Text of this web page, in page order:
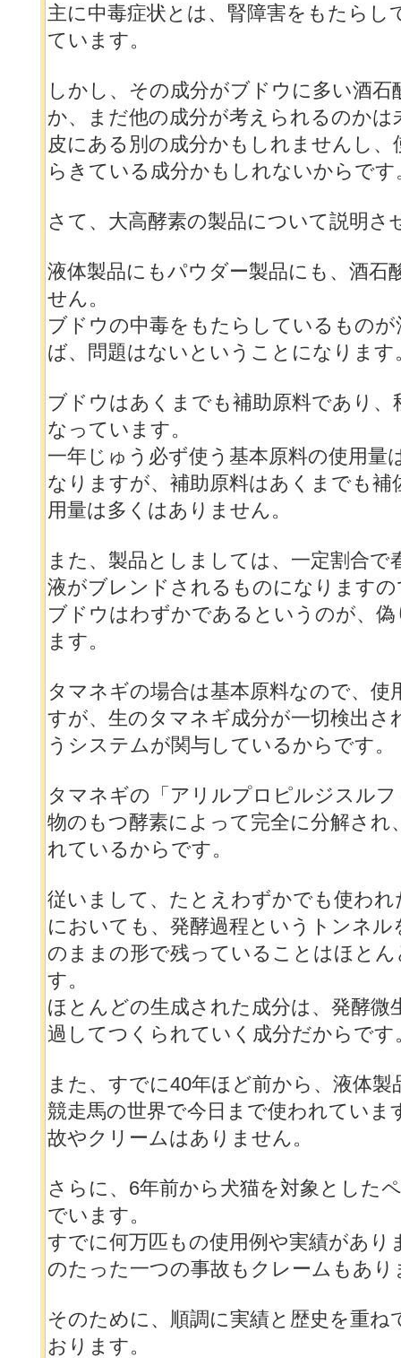
主に中毒症状とは、腎障害をもたらし
ています。
しかし、その成分がブドウに多い酒
か、まだ他の成分が考えられるのかは
皮にある別の成分かもしれませんし
らきている成分かもしれないからです
さて、大高酵素の製品について説明さ
液体製品にもパウダー製品にも、酒石
せん。
ブドウの中毒をもたらしているもの
ば、問題はないということになります
ブドウはあくまでも補助原料であり、
なっています。
一年じゅう必ず使う基本原料の使用量
なりますが、補助原料はあくまでも
用量は多くはありません。
また、製品としましては、一定割合で
液がブレンドされるものになります
ブドウはわずかであるというのが、
ます。
タマネギの場合は基本原料なので、使
すが、生のタマネギ成分が一切検出さ
うシステムが関与しているからです。
タマネギの「アリルプロピルジスル
物のもつ酵素によって完全に分解され
れているからです。
従いまして、たとえわずかでも使わ
においても、発酵過程というトンネ
のままの形で残っていることはほと
す。
ほとんどの生成された成分は、発酵微
過してつくられていく成分だからです
また、すでに40年ほど前から、液体
競走馬の世界で今日まで使われていま
故やクリームはありません。
さらに、6年前から犬猫を対象とした
でいます。
すでに何万匹もの使用例や実績があり
のたった一つの事故もクレームもあり
そのために、順調に実績と歴史を重
おります。